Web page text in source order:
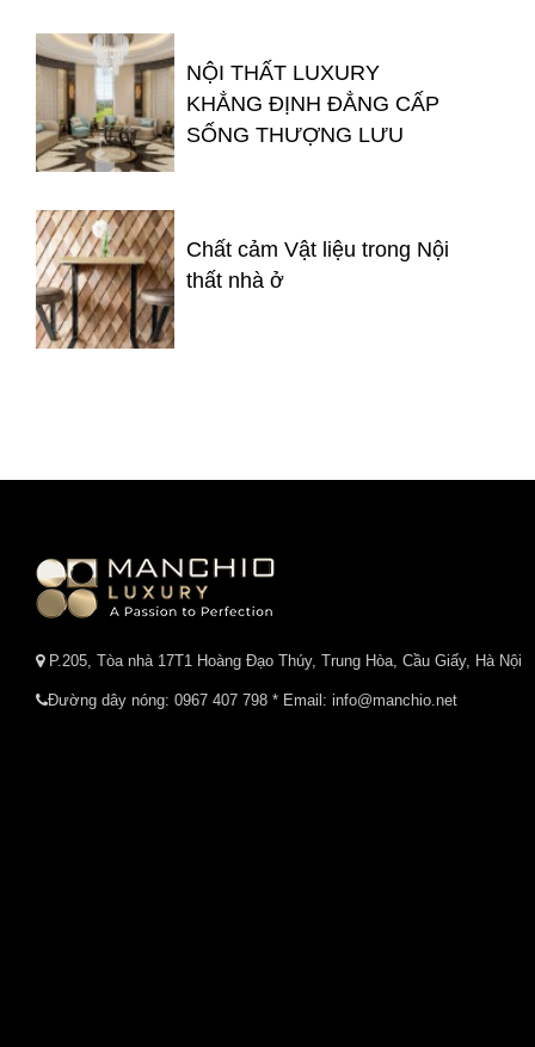
NỘI THẤT LUXURY
KHẲNG ĐỊNH ĐẲNG CẤP
SỐNG THƯỢNG LƯU
Chất cảm Vật liệu trong Nội
thất nhà ở
P.205, Tòa nhà 17T1 Hoàng Đạo Thúy, Trung Hòa, Cầu Giấy, Hà Nội
Đường dây nóng: 0967 407 798 * Email: info@manchio.net